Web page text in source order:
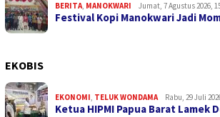
BERITA, MANOKWARI Jumat, 7 Agustus 2026,
Festival Kopi Manokwari Jadi
EKOBIS
EKONOMI, TELUK WONDAMA Rabu, 29 Juli
Ketua HIPMI Papua Barat Lamek